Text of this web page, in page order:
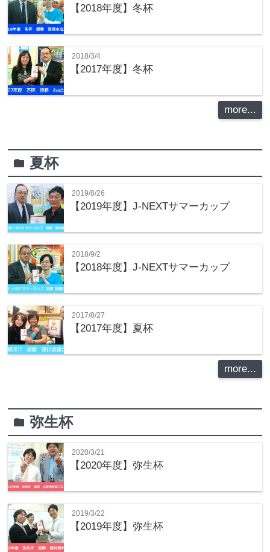
【2018年度】冬杯
2018/3/4
【2017年度】冬杯
more...
folder 夏杯
2019/8/26
【2019年度】J-NEXTサマーカップ
2018/9/2
【2018年度】J-NEXTサマーカップ
2017/8/27
【2017年度】夏杯
more...
folder 弥生杯
2020/3/21
【2020年度】弥生杯
2019/3/22
【2019年度】弥生杯